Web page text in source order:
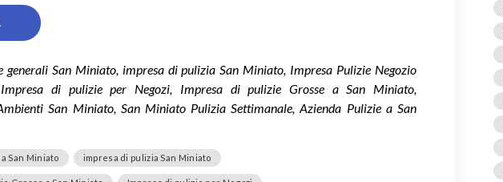
generali San Miniato, impresa di pulizia San Miniato, Impresa Pulizie Negozio
di pulizie per Negozi, Impresa di pulizie Grosse a San Miniato,
San Miniato, San Miniato Pulizia Settimanale, Azienda Pulizie a San
San Miniato impresa di pulizia San Miniato